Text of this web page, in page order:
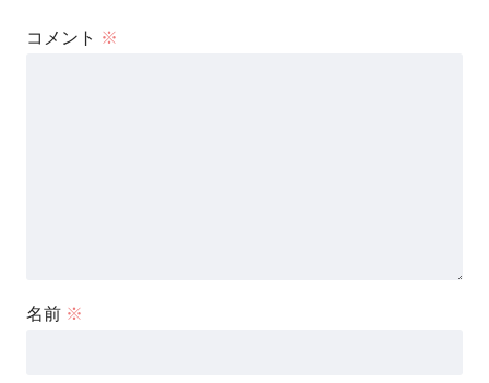
コメント ※
名前 ※